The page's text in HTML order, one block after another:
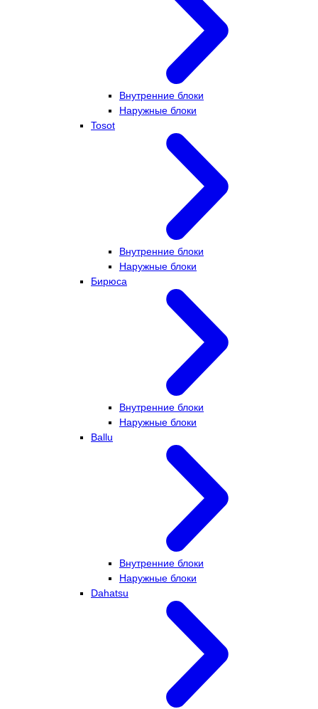
Внутренние блоки
Наружные блоки
Tosot
Внутренние блоки
Наружные блоки
Бирюса
Внутренние блоки
Наружные блоки
Ballu
Внутренние блоки
Наружные блоки
Dahatsu